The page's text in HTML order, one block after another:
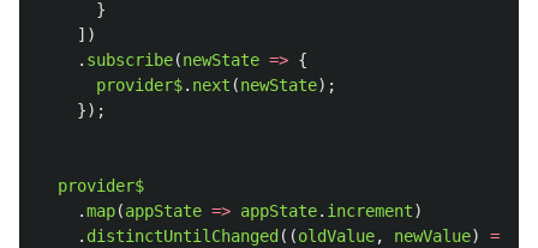
}
])
. subscribe(newState => {
provider$. next (newState);
});
provider$
.map(appState => appState. increment)
. distinctUntilChanged ((oldValue, newValue) =>